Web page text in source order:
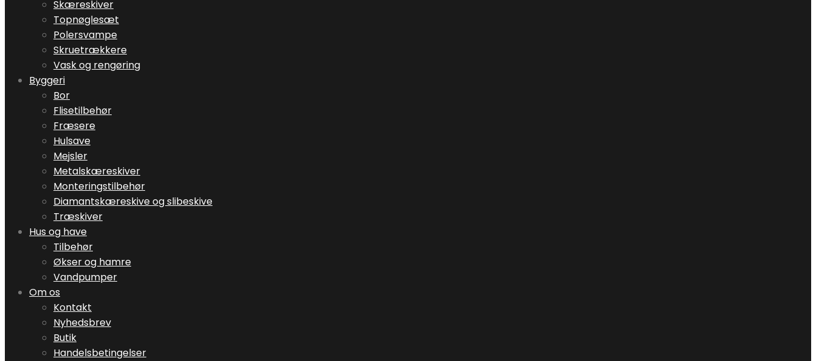
Skæreskiver
Topnøglesæt
Polersvampe
Skruetrækkere
Vask og rengøring
Byggeri
Bor
Flisetilbehør
Fræsere
Hulsave
Mejsler
Metalskæreskiver
Monteringstilbehør
Diamantskæreskive og slibeskive
Træskiver
Hus og have
Tilbehør
Økser og hamre
Vandpumper
Om os
Kontakt
Nyhedsbrev
Butik
Handelsbetingelser